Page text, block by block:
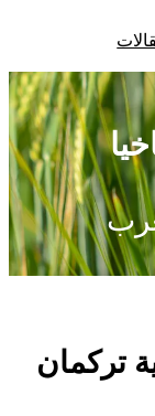
تركمان